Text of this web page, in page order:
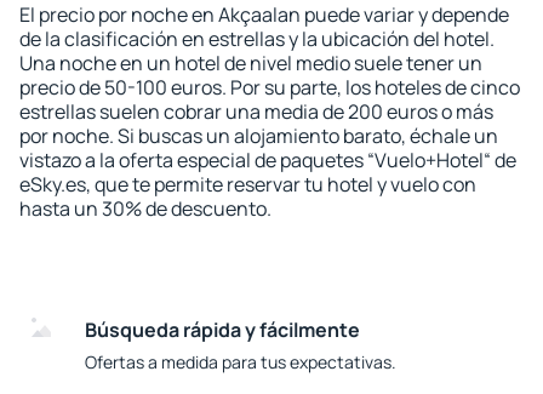
El precio por noche en Akçaalan puede variar y depende
de la clasificación en estrellas y la ubicación del hotel.
Una noche en un hotel de nivel medio suele tener un
precio de 50-100 euros. Por su parte, los hoteles de cinco
estrellas suelen cobrar una media de 200 euros o más
por noche. Si buscas un alojamiento barato, échale un
vistazo a la oferta especial de paquetes “Vuelo+Hotel“ de
eSky.es, que te permite reservar tu hotel y vuelo con
hasta un 30% de descuento.
Búsqueda rápida y fácilmente
Ofertas a medida para tus expectativas.